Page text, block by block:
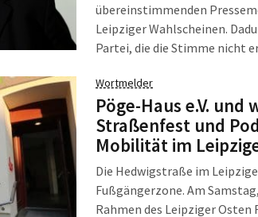
übereinstimmenden
Leipziger Wahlscheinen.
Partei, die die Stimme nicht
Wortmelder
Pöge-Haus e.V.
Straßenfest und
Mobilität im
Die Hedwigstraße im
Fußgängerzone. Am
Rahmen des Leipziger